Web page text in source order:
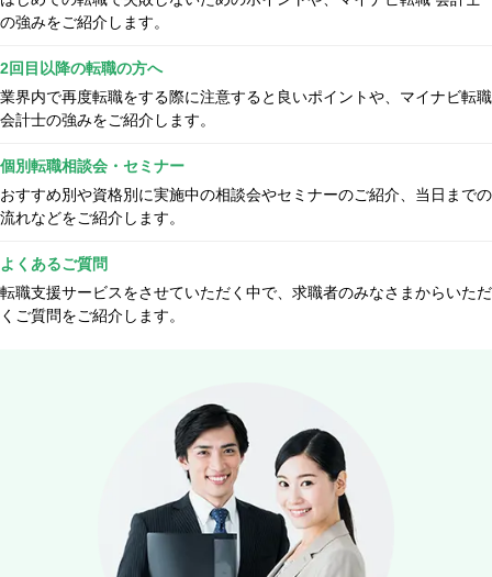
の強みをご紹介します。
2回目以降の転職の方へ
業界内で再度転職をする際に注意すると良いポイントや、マイナビ転職
会計士の強みをご紹介します。
個別転職相談会・セミナー
おすすめ別や資格別に実施中の相談会やセミナーのご紹介、当日までの
流れなどをご紹介します。
よくあるご質問
転職支援サービスをさせていただく中で、求職者のみなさまからいただ
くご質問をご紹介します。